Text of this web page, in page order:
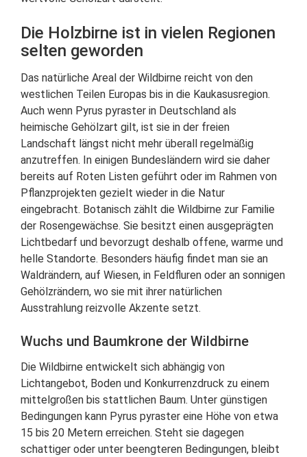
Die Holzbirne ist in vielen Regionen
selten geworden
Das natürliche Areal der Wildbirne reicht von den
westlichen Teilen Europas bis in die Kaukasusregion.
Auch wenn Pyrus pyraster in Deutschland als
heimische Gehölzart gilt, ist sie in der freien
Landschaft längst nicht mehr überall regelmäßig
anzutreffen. In einigen Bundesländern wird sie daher
bereits auf Roten Listen geführt oder im Rahmen von
Pflanzprojekten gezielt wieder in die Natur
eingebracht. Botanisch zählt die Wildbirne zur Familie
der Rosengewächse. Sie besitzt einen ausgeprägten
Lichtbedarf und bevorzugt deshalb offene, warme und
helle Standorte. Besonders häufig findet man sie an
Waldrändern, auf Wiesen, in Feldfluren oder an sonnigen
Gehölzrändern, wo sie mit ihrer natürlichen
Ausstrahlung reizvolle Akzente setzt.
Wuchs und Baumkrone der Wildbirne
Die Wildbirne entwickelt sich abhängig von
Lichtangebot, Boden und Konkurrenzdruck zu einem
mittelgroßen bis stattlichen Baum. Unter günstigen
Bedingungen kann Pyrus pyraster eine Höhe von etwa
15 bis 20 Metern erreichen. Steht sie dagegen
schattiger oder unter beengteren Bedingungen, bleibt